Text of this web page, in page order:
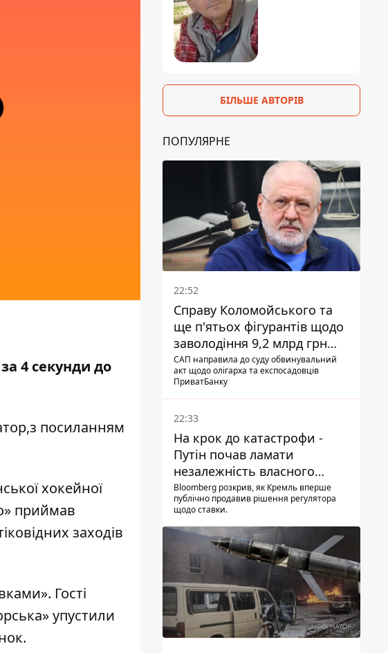
4 секунди до
з посиланням
хокейної
приймав
заходів
Гості
упустили
БІЛЬШЕ АВТОРІВ
ПОПУЛЯРНЕ
22:52
Справу Коломойського та
ще п'ятьох фігурантів щодо
заволодіння 9,2 млрд грн
ПриватБанку скерували до
суду
САП направила до суду обвинувальний
акт щодо олігарха та експосадовців
ПриватБанку
22:33
На крок до катастрофи -
Путін почав ламати
незалежність власного
Центробанку, змусивши
знизити базову ставку
Bloomberg розкрив, як Кремль вперше
публічно продавив рішення регулятора
щодо ставки.